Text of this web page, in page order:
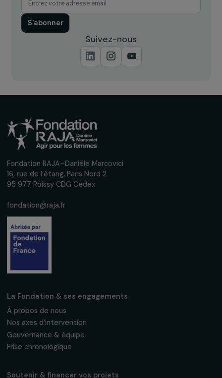
RAJA-Danièle Marcovici
Recevez nos actualités
Inscrivez-vous à notre newsletter
mensuelle pour suivre nos appels à projets,
interviews, actions concrètes et
femmes.
confidentialité
S'abonner